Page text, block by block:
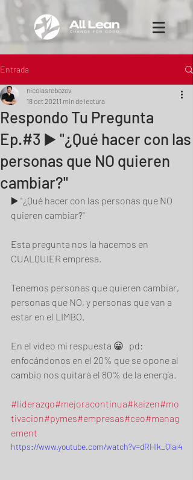
Entrada
Respondo Tu Pregunta
Ep.#3 ▶️ "¿Qué hacer con las
personas que NO quieren
cambiar?"
nicolasrebozov
18 oct 2021 1 min de lectura
▶️ "¿Qué hacer con las personas que NO
quieren cambiar?"
Esta pregunta nos la hacemos en
CUALQUIER empresa.
Tenemos personas que quieren cambiar,
personas que NO, y personas que van a
estar en el LIMBO.
En el video mi respuesta 😀   pd:
enfocándonos en el 20% que se opone al
cambio nos quitará el 80% de la energía.
#liderazgo#mejoracontinua#kaizen#mo
tivacion#pymes#empresas#ceo#manag
ement
https://www.youtube.com/watch?v=dRHlk_Qlai4